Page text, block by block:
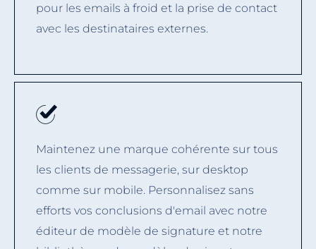
pour les emails à froid et la prise de contact
avec les destinataires externes.
Maintenez une marque cohérente sur tous
les clients de messagerie, sur desktop
comme sur mobile. Personnalisez sans
efforts vos conclusions d'email avec notre
éditeur de modèle de signature et notre